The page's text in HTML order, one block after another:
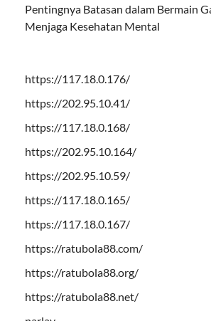
Pentingnya Batasan dalam Bermain
Menjaga Kesehatan Mental
https://117.18.0.176/
https://202.95.10.41/
https://117.18.0.168/
https://202.95.10.164/
https://202.95.10.59/
https://117.18.0.165/
https://117.18.0.167/
https://ratubola88.com/
https://ratubola88.org/
https://ratubola88.net/